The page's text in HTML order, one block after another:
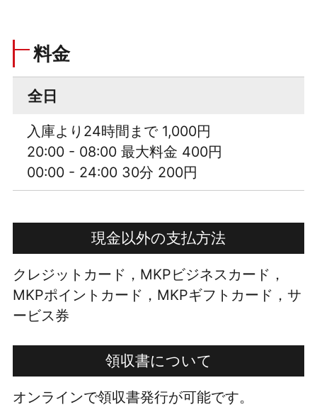
料金
全日
入庫より24時間まで 1,000円
20:00 - 08:00 最大料金 400円
00:00 - 24:00 30分 200円
現金以外の支払方法
クレジットカード，MKPビジネスカード，
MKPポイントカード，MKPギフトカード，サ
ービス券
領収書について
オンラインで領収書発行が可能です。